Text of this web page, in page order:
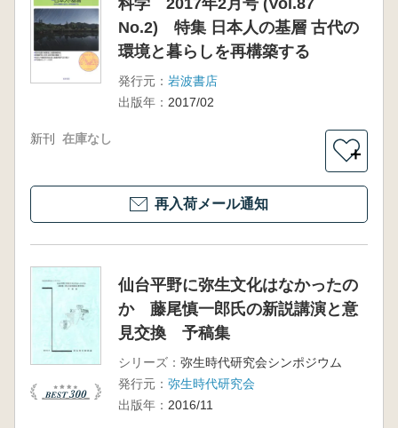
No.2) 特集 日本人の基層 古代の
環境と暮らしを再構築する
発行元： 岩波書店
出版年： 2017/02
新刊 在庫なし
＋
再入荷メール通知
仙台平野に弥生文化はなかったの
か 藤尾慎一郎氏の新説講演と意
見交換 予稿集
シリーズ： 弥生時代研究会シンポジウム
発行元： 弥生時代研究会
出版年： 2016/11